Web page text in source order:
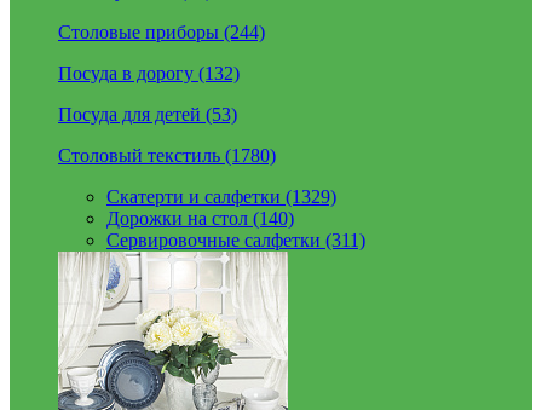
Столовые приборы (244)
Посуда в дорогу (132)
Посуда для детей (53)
Столовый текстиль (1780)
Скатерти и салфетки (1329)
Дорожки на стол (140)
Сервировочные салфетки (311)